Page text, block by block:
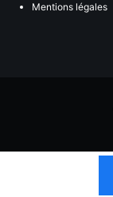
Mentions légales